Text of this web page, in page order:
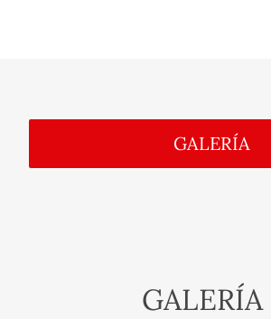
GALERÍA
GALERÍA